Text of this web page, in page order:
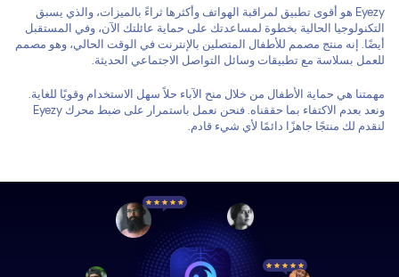
Eyezy هو أقوى تطبيق لمراقبة الهواتف وأكثرها ثراءً بالميزات، والذي يسبق
التكنولوجيا الحالية بخطوة لمساعدتك على حماية عائلتك الآن، وفي المستقبل
أيضًا. إنه منتج مصمم للأطفال المتصلين بالإنترنت في الوقت الحالي، وهو مصمم
للعمل بسلاسة مع تطبيقات وسائل التواصل الاجتماعي الحديثة.
مهمتنا هي حماية الأطفال من خلال منح الآباء حلاً سهل الاستخدام وقويًا للغاية.
ونعد بعدم الاكتفاء بما حققناه. فنحن نعمل باستمرار على ضبط محرك Eyezy
لنقدم لك منتجًا جاهزًا دائمًا لأي شيء قادم.